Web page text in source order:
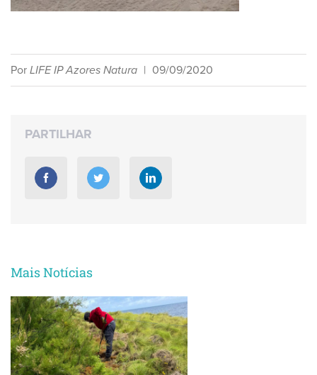
Por LIFE IP Azores Natura | 09/09/2020
PARTILHAR
Mais Notícias